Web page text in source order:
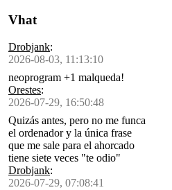
Vhat
Drobjank:
2026-08-03, 11:13:10
neoprogram +1 malqueda!
Orestes:
2026-07-29, 16:50:48
Quizás antes, pero no me funca
el ordenador y la única frase
que me sale para el ahorcado
tiene siete veces "te odio"
Drobjank:
2026-07-29, 07:08:41